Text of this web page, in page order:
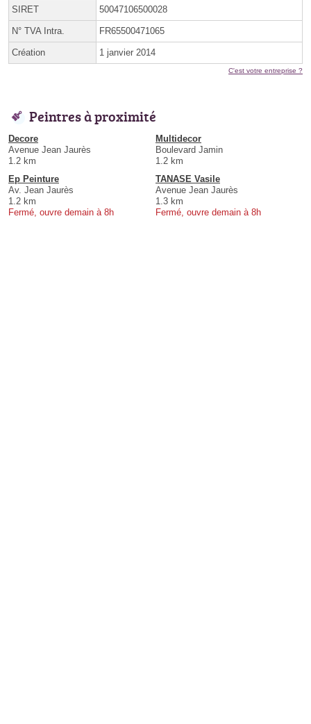
SIRET 50047106500028
N° TVA Intra. FR65500471065
Création 1 janvier 2014
C'est votre entreprise ?
Peintres à proximité
Decore
Avenue Jean Jaurès
1.2 km
Multidecor
Boulevard Jamin
1.2 km
Ep Peinture
Av. Jean Jaurès
1.2 km
Fermé, ouvre demain à 8h
TANASE Vasile
Avenue Jean Jaurès
1.3 km
Fermé, ouvre demain à 8h